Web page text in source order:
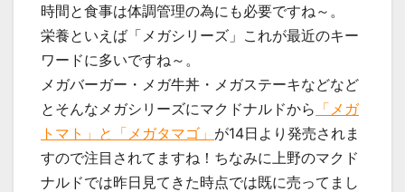
時間と食事は体調管理の為にも必要ですね～。
栄養といえば「メガシリーズ」これが最近のキー
ワードに多いですね～。
メガバーガー・メガ牛丼・メガステーキなどなど
とそんなメガシリーズにマクドナルドから 「メガ
トマト」と「メガタマゴ」 が14日より発売されま
すので注目されてますね！ちなみに上野のマクド
ナルドでは昨日見てきた時点では既に売ってまし